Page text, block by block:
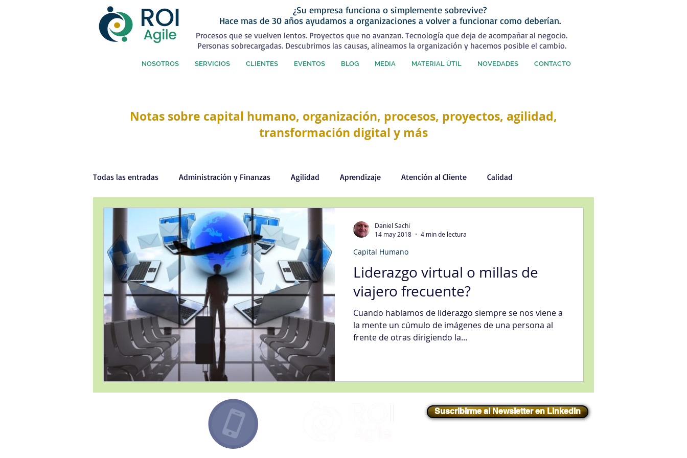
¿Su empresa funciona o simplemente sobrevive?
Hace mas de 30 años ayudamos a organizaciones a volver a funcionar como deberían.
Procesos que se vuelven lentos. Proyectos que no avanzan. Tecnología que deja de acompañar al negocio.
Personas sobrecargadas. Descubrimos las causas, alineamos la organización y hacemos posible el cambio.
NOSOTROS SERVICIOS CLIENTES EVENTOS BLOG MEDIA MATERIAL ÚTIL NOVEDADES CONTACTO
Notas sobre capital humano, organización, procesos, proyectos, agilidad,
transformación digital y más
Todas las entradas Administración y Finanzas Agilidad Aprendizaje Atención al Cliente Calidad
Capital Humano Coaching Comercial
Estrategia Comercial Estrategias Tecnología Informática Fidelización del Cliente
Gestión de Proyectos / Project Mgmt Gestión de Quejas Gestión Organizacional Inteligencia artificial
Liderazgo Logística Mejora Continua Metodologías Nivel de Servicio Satisfacción al Cliente
Temas Generales Transformación Digital Ventas Compras
Liderazgo virtual o millas de
viajero frecuente?
Cuando hablamos de liderazgo siempre se nos viene a
la mente un cúmulo de imágenes de una persona al
frente de otras dirigiendo la...
Capital Humano
Daniel Sachi
14 may 2018
4 min de lectura
Suscribirme al Newsletter en LinkedIn